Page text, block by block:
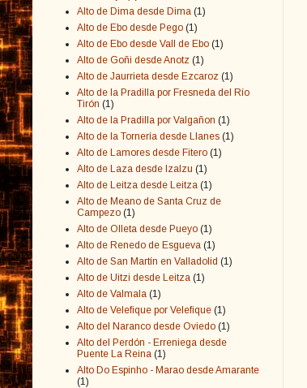
Alto de Dima desde Dima (1)
Alto de Ebo desde Pego (1)
Alto de Ebo desde Vall de Ebo (1)
Alto de Goñi desde Anotz (1)
Alto de Jaurrieta desde Ezcaroz (1)
Alto de la Pradilla por Fresneda del Río
Tirón (1)
Alto de la Pradilla por Valgañon (1)
Alto de la Tornería desde Llanes (1)
Alto de Lamores desde Fitero (1)
Alto de Laza desde Izalzu (1)
Alto de Leitza desde Leitza (1)
Alto de Meano de Santa Cruz de
Campezo (1)
Alto de Olleta desde Pueyo (1)
Alto de Renedo de Esgueva (1)
Alto de San Martín en Valladolid (1)
Alto de Uitzi desde Leitza (1)
Alto de Valmala (1)
Alto de Velefique por Velefique (1)
Alto del Naranco desde Oviedo (1)
Alto del Perdón - Erreniega desde
Puente La Reina (1)
Alto Do Espinho - Marao desde Amarante
(1)